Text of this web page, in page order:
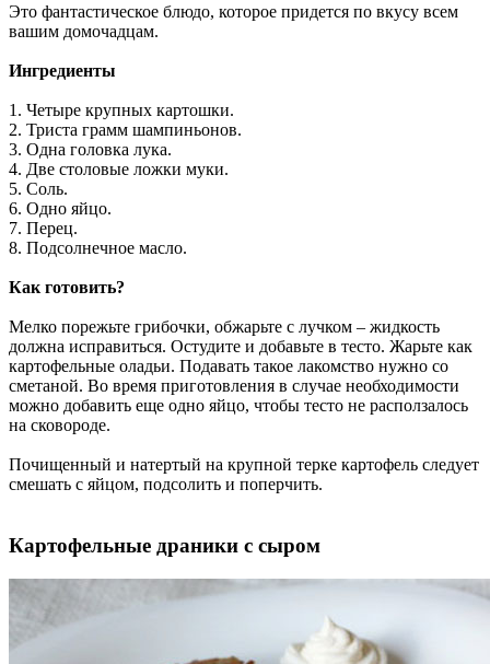
Это фантастическое блюдо, которое придется по вкусу всем
вашим домочадцам.
Ингредиенты
1. Четыре крупных картошки.
2. Триста грамм шампиньонов.
3. Одна головка лука.
4. Две столовые ложки муки.
5. Соль.
6. Одно яйцо.
7. Перец.
8. Подсолнечное масло.
Как готовить?
Мелко порежьте грибочки, обжарьте с лучком – жидкость
должна исправиться. Остудите и добавьте в тесто. Жарьте как
картофельные оладьи. Подавать такое лакомство нужно со
сметаной. Во время приготовления в случае необходимости
можно добавить еще одно яйцо, чтобы тесто не расползалось
на сковороде.
Почищенный и натертый на крупной терке картофель следует
смешать с яйцом, подсолить и поперчить.
Картофельные драники с сыром